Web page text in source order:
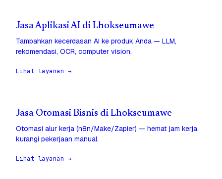
Jasa Aplikasi AI di Lhokseumawe
Tambahkan kecerdasan AI ke produk Anda — LLM,
rekomendasi, OCR, computer vision.
Lihat layanan →
Jasa Otomasi Bisnis di Lhokseumawe
Otomasi alur kerja (n8n/Make/Zapier) — hemat jam kerja,
kurangi pekerjaan manual.
Lihat layanan →